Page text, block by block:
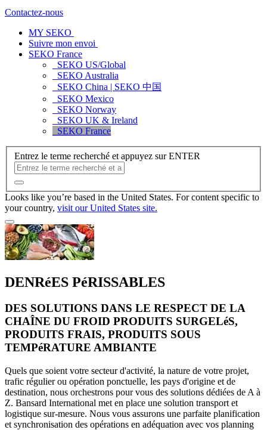
Contactez-nous
MY SEKO
Suivre mon envoi
SEKO France
SEKO US/Global
SEKO Australia
SEKO China | SEKO 中国
SEKO Mexico
SEKO Norway
SEKO UK & Ireland
SEKO France
Entrez le terme recherché et appuyez sur ENTER
Looks like you’re based in the United States. For content specific to
your country, visit our United States site.
DENRéES PéRISSABLES
DES SOLUTIONS DANS LE RESPECT DE LA
CHAÎNE DU FROID PRODUITS SURGELéS,
PRODUITS FRAIS, PRODUITS SOUS
TEMPéRATURE AMBIANTE
Quels que soient votre secteur d'activité, la nature de votre projet,
trafic régulier ou opération ponctuelle, les pays d'origine et de
destination, nous orchestrons pour vous des solutions dédiées de A à
Z. Bansard International met en place une solution transport et
logistique sur-mesure. Nous vous assurons une parfaite planification
et synchronisation des opérations en adéquation avec vos planning